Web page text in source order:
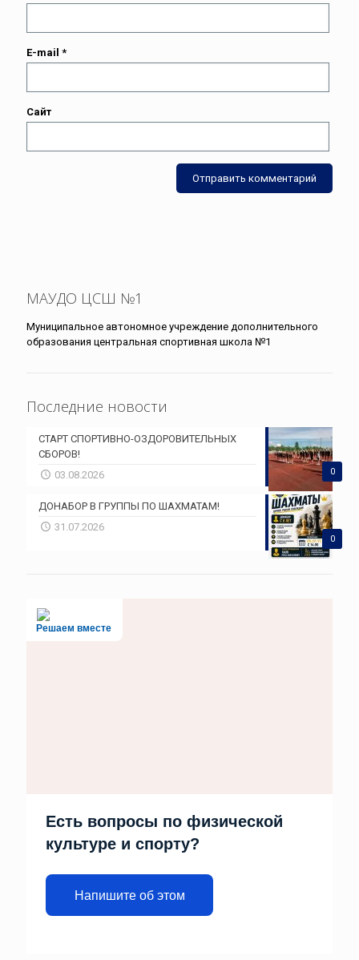
E-mail *
Сайт
МАУДО ЦСШ №1
Муниципальное автономное учреждение дополнительного
образования центральная спортивная школа №1
Последние новости
0
СТАРТ СПОРТИВНО-ОЗДОРОВИТЕЛЬНЫХ
СБОРОВ!
03.08.2026
0
ДОНАБОР В ГРУППЫ ПО ШАХМАТАМ!
31.07.2026
Решаем вместе
Есть вопросы по физической
культуре и спорту?
Напишите об этом